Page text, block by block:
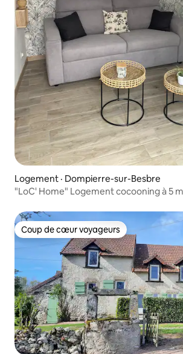
Logement · Dompierre-sur-Besbre
"LoC' Home" Logement cocooning à 5
Coup de cœur voyageurs
Coup de cœur voyageurs